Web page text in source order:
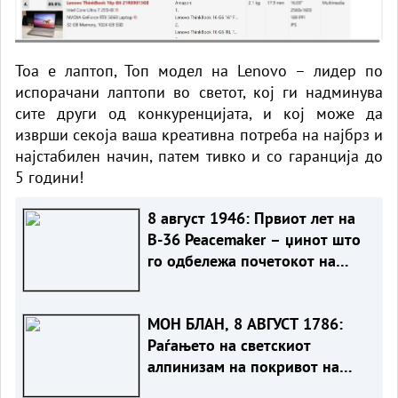
Тоа е лаптоп, Топ модел на Lenovo – лидер по
испорачани лаптопи во светот, кој ги надминува
сите други од конкуренцијата, и кој може да
изврши секоја ваша креативна потреба на најбрз и
најстабилен начин, патем тивко и со гаранција до
5 години!
8 август 1946: Првиот лет на
B-36 Peacemaker – џинот што
го одбележа почетокот на
МОН БЛАН, 8 АВГУСТ 1786:
Раѓањето на светскиот
алпинизам на покривот на